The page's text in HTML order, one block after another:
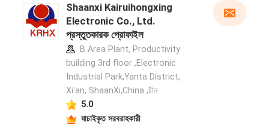
Shaanxi Kairuihongxing
Electronic Co., Ltd.
প্রস্তুতকারক প্রোফাইল
B Area Plant, Productivity
building 3rd floor ,Electronic
Industrial Park,Yanta District,
Xi'an, ShaanXi,China ,চীন
5.0
যাচাইকৃত সরবরাহকারী